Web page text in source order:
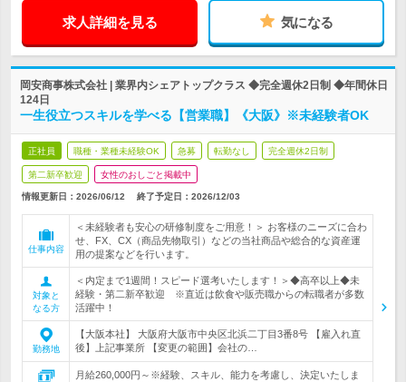
求人詳細を見る 気になる
岡安商事株式会社 | 業界内シェアトップクラス ◆完全週休2日制 ◆年間休日
124日
一生役立つスキルを学べる【営業職】《大阪》※未経験者OK
正社員 職種・業種未経験OK 急募 転勤なし 完全週休2日制
第二新卒歓迎 女性のおしごと掲載中
情報更新日：2026/06/12 終了予定日： 2026/12/03
仕事内容
＜未経験者も安心の研修制度をご用意！＞ お客様のニーズに合わ
せ、FX、CX（商品先物取引）などの当社商品や総合的な資産運
用の提案などを行います。
対象と
なる方
＜内定まで1週間！スピード選考いたします！＞◆高卒以上◆未
経験・第二新卒歓迎 ※直近は飲食や販売職からの転職者が多数
活躍中！
勤務地
【大阪本社】 大阪府大阪市中央区北浜二丁目3番8号 【雇入れ直
後】上記事業所 【変更の範囲】会社の…
月給260,000円～※経験、スキル、能力を考慮し、決定いたしま